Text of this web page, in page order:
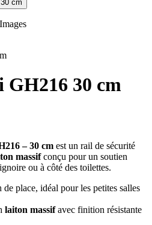
GH216 30 cm
– 30 cm est un rail de sécurité
massifconçu pour un soutien
ou à côté des toilettes.
de place, idéal pour les petites salles
laiton massifavec finition résistante